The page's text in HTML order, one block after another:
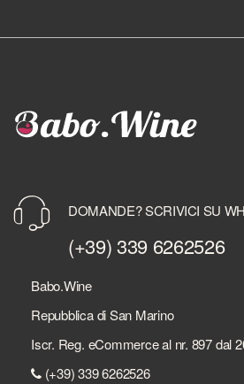
DOMANDE? SCRIVICI SU
(+39) 339 6262526
Babo.Wine
Repubblica di San Marino
Iscr. Reg. eCommerce al nr. 897 dal
(+39) 339 6262526